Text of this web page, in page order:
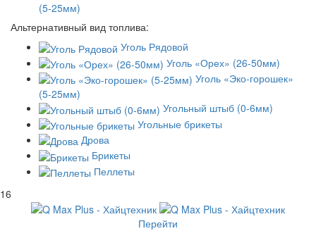
(5-25мм)
Альтернативный вид топлива:
Уголь Рядовой
Уголь «Орех» (26-50мм)
Уголь «Эко-горошек»
(5-25мм)
Угольный штыб (0-6мм)
Угольные брикеты
Дрова
Брикеты
Пеллеты
16
Перейти